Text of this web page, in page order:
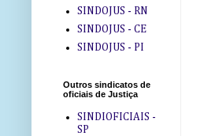
SINDOJUS - RN
SINDOJUS - CE
SINDOJUS - PI
Outros sindicatos de
oficiais de Justiça
SINDIOFICIAIS -
SP